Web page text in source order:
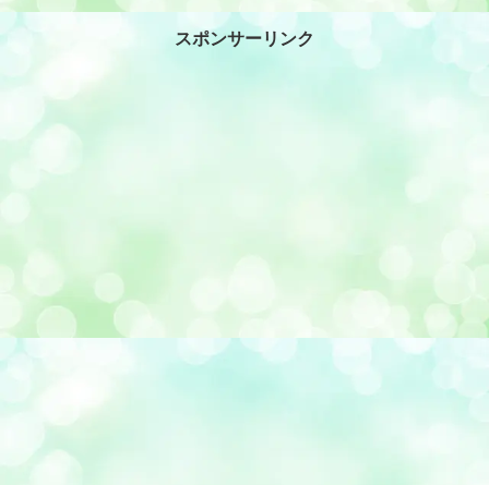
スポンサーリンク